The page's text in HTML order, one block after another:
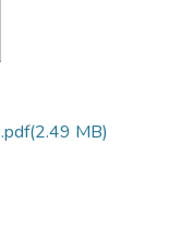
رسالة الماجستير معدله نهائي سعود (2).pdf(2.49 MB)